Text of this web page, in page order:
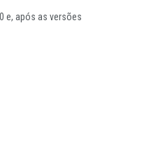
e, após as versões